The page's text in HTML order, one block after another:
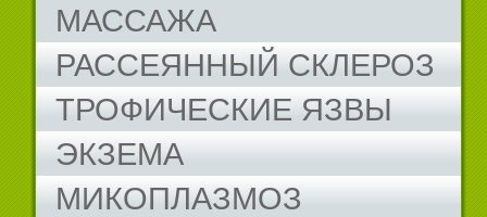
МАССАЖА
РАССЕЯННЫЙ СКЛЕРОЗ
ТРОФИЧЕСКИЕ ЯЗВЫ
ЭКЗЕМА
МИКОПЛАЗМОЗ